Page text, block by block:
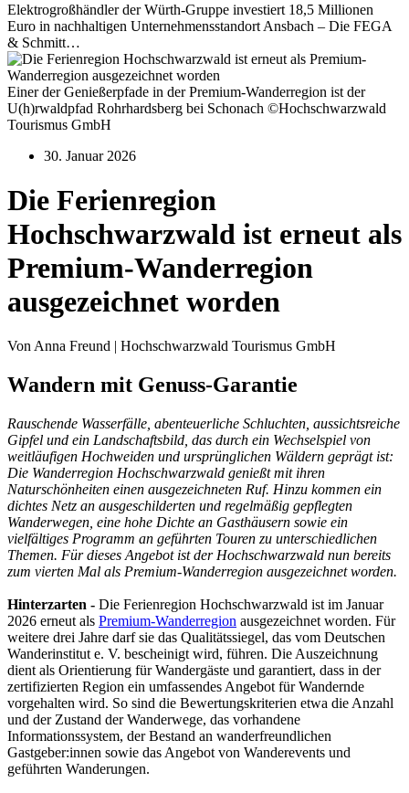
Elektrogroßhändler der Würth-Gruppe investiert 18,5 Millionen
Euro in nachhaltigen Unternehmensstandort Ansbach – Die FEGA
& Schmitt…
Einer der Genießerpfade in der Premium-Wanderregion ist der
U(h)rwaldpfad Rohrhardsberg bei Schonach ©Hochschwarzwald
Tourismus GmbH
30. Januar 2026
Die Ferienregion
Hochschwarzwald ist erneut als
Premium-Wanderregion
ausgezeichnet worden
Von Anna Freund | Hochschwarzwald Tourismus GmbH
Wandern mit Genuss-Garantie
Rauschende Wasserfälle, abenteuerliche Schluchten, aussichtsreiche
Gipfel und ein Landschaftsbild, das durch ein Wechselspiel von
weitläufigen Hochweiden und ursprünglichen Wäldern geprägt ist:
Die Wanderregion Hochschwarzwald genießt mit ihren
Naturschönheiten einen ausgezeichneten Ruf. Hinzu kommen ein
dichtes Netz an ausgeschilderten und regelmäßig gepflegten
Wanderwegen, eine hohe Dichte an Gasthäusern sowie ein
vielfältiges Programm an geführten Touren zu unterschiedlichen
Themen. Für dieses Angebot ist der Hochschwarzwald nun bereits
zum vierten Mal als Premium-Wanderregion ausgezeichnet worden.
Hinterzarten - Die Ferienregion Hochschwarzwald ist im Januar
2026 erneut als Premium-Wanderregion ausgezeichnet worden. Für
weitere drei Jahre darf sie das Qualitätssiegel, das vom Deutschen
Wanderinstitut e. V. bescheinigt wird, führen. Die Auszeichnung
dient als Orientierung für Wandergäste und garantiert, dass in der
zertifizierten Region ein umfassendes Angebot für Wandernde
vorgehalten wird. So sind die Bewertungskriterien etwa die Anzahl
und der Zustand der Wanderwege, das vorhandene
Informationssystem, der Bestand an wanderfreundlichen
Gastgeber:innen sowie das Angebot von Wanderevents und
geführten Wanderungen.